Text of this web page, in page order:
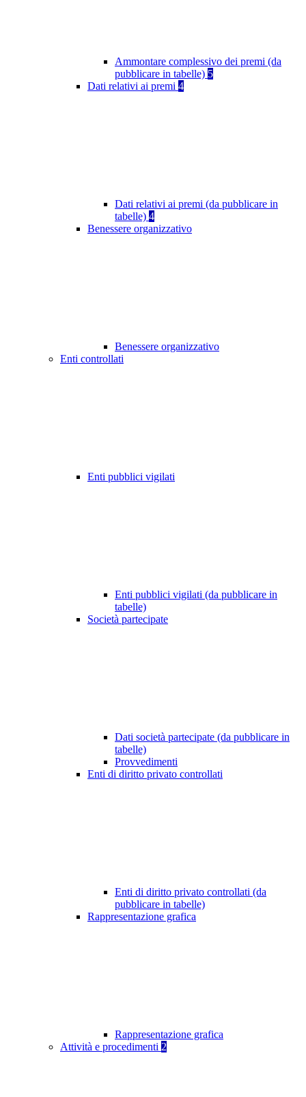
Ammontare complessivo dei premi (da
pubblicare in tabelle) 5
Dati relativi ai premi 4
Dati relativi ai premi (da pubblicare in
tabelle) 4
Benessere organizzativo
Benessere organizzativo
Enti controllati
Enti pubblici vigilati
Enti pubblici vigilati (da pubblicare in
tabelle)
Società partecipate
Dati società partecipate (da pubblicare in
tabelle)
Provvedimenti
Enti di diritto privato controllati
Enti di diritto privato controllati (da
pubblicare in tabelle)
Rappresentazione grafica
Rappresentazione grafica
Attività e procedimenti 2